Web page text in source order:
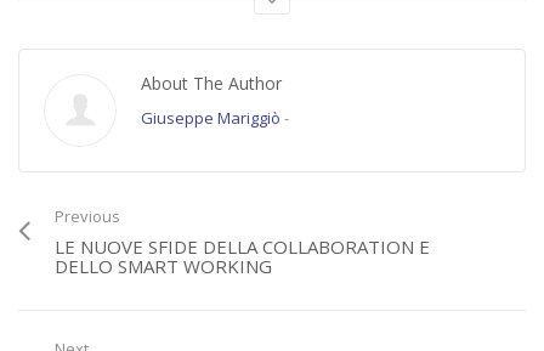
che si scontra con la sicurezza e la governance dell’azienda. Il lavoro
migliorare la condivisione delle informazioni e la collaborazione tra
le persone. Ma significa anche una nuova modalità di lavoro per un
successo ci sono tre tappe da seguire. Primo passo: «La scelta della
Find more @http://www.datamanager.it/2017/03/collaboration-
lavoro-smart-verso-lindustry-4-0/
About The Author
Giuseppe Mariggiò -
Previous
LE NUOVE SFIDE DELLA COLLABORATION E
DELLO SMART WORKING